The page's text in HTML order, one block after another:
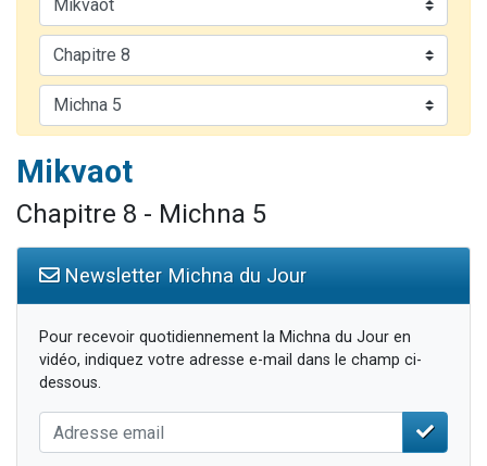
12 nouvelles musiques dans Torah-Box Music
3 personnes viennent de nous rejoindre sur WhatsApp
Mikvaot
Chapitre 8 - Michna 5
Newsletter Michna du Jour
Pour recevoir quotidiennement la Michna du Jour en
vidéo, indiquez votre adresse e-mail dans le champ ci-
dessous.